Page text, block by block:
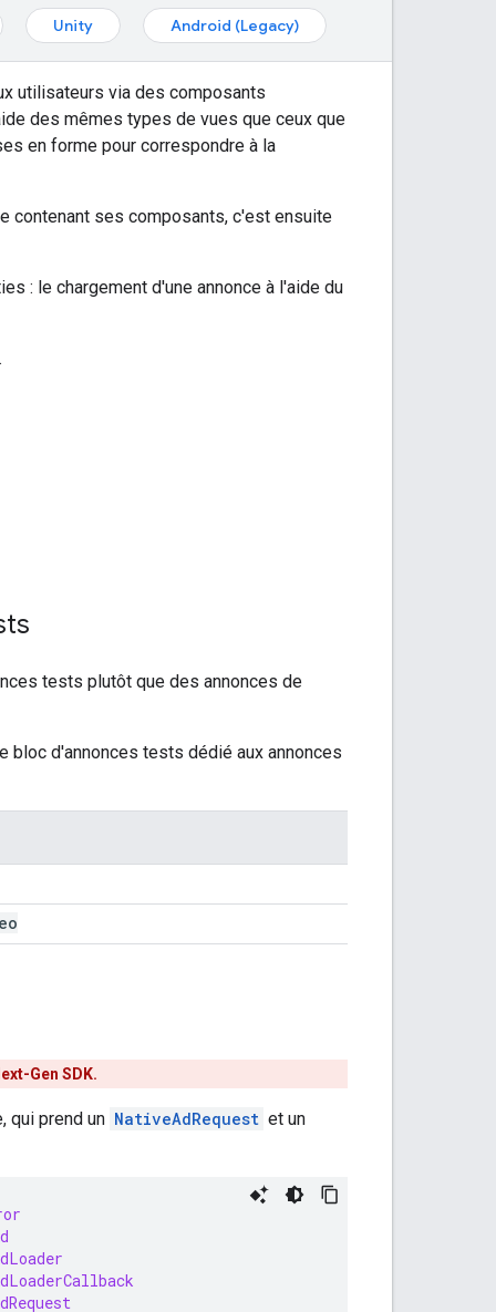
Unity Android (Legacy)
utilisateurs via des composants
des mêmes types de vues que ceux que
en forme pour correspondre à la
contenant ses composants, c'est ensuite
: le chargement d'une annonce à l'aide du
.
tests plutôt que des annonces de
bloc d'annonces tests dédié aux annonces
Gen SDK.
qui prend un NativeAdRequest et un